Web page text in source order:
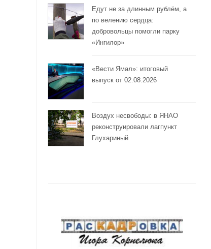
Едут не за длинным рублём, а
по велению сердца:
добровольцы помогли парку
«Ингилор»
«Вести Ямал»: итоговый
выпуск от 02.08.2026
Воздух несвободы: в ЯНАО
реконструировали лагпункт
Глухариный